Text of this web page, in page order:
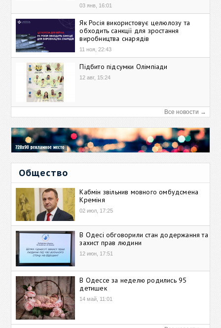
03 янв, 16:01
Як Росія використовує целюлозу та
обходить санкції для зростання
виробництва снарядів
11 ноя, 22:43
Підбито підсумки Олімпіади
12 авг, 15:24
Все новости →
Общество
Кабмін звільнив мовного омбудсмена
Креміня
02 июл, 17:25
В Одесі обговорили стан додержання та
захист прав людини
12 июн, 17:51
В Одессе за неделю родились 95
детишек
14 май, 11:01